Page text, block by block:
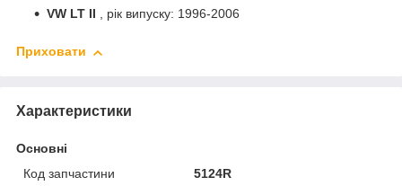
VW LT II , рік випуску: 1996-2006
Приховати
Характеристики
Основні
Код запчастини
5124R